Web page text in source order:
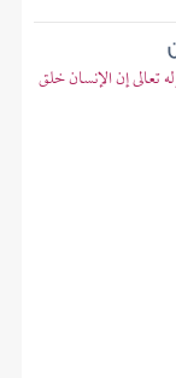
تعالى إن الإنسان خلق